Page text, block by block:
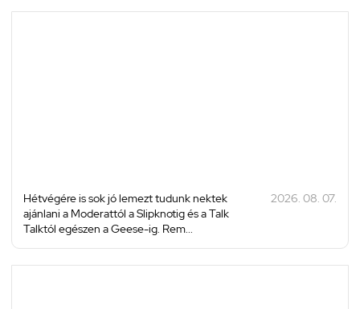
Hétvégére is sok jó lemezt tudunk nektek
ajánlani a Moderattól a Slipknotig és a Talk
Talktól egészen a Geese-ig. Rem...
2026. 08. 07.